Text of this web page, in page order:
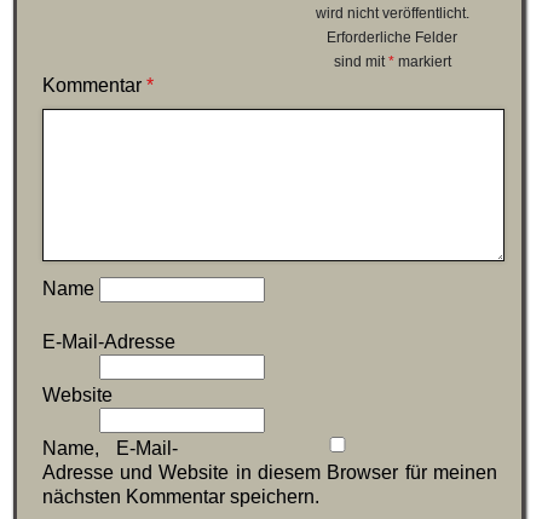
wird nicht veröffentlicht.
Erforderliche Felder
sind mit *markiert
Kommentar *
Name
E-Mail-Adresse
Website
Name, E-Mail-
Adresse und Website in diesem Browser für meinen
nächsten Kommentar speichern.